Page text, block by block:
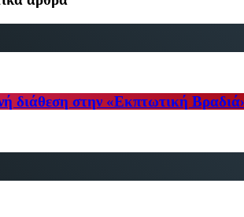
διάθεση στην «Εκπτωτική